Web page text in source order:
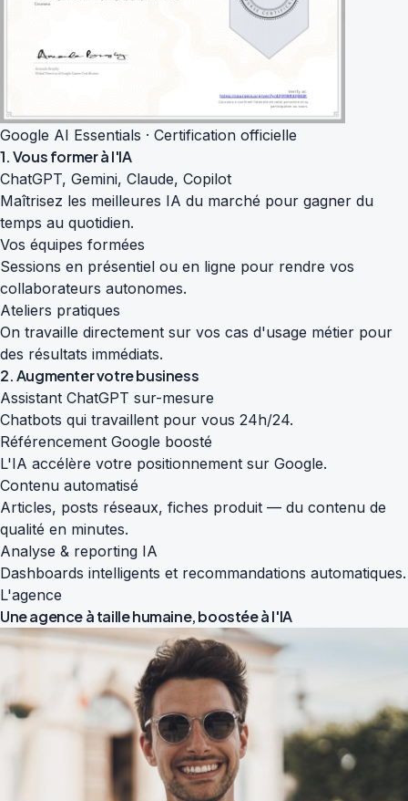
Google AI Essentials · Certification officielle
1. Vous former à l'IA
ChatGPT, Gemini, Claude, Copilot
Maîtrisez les meilleures IA du marché pour gagner du
temps au quotidien.
Vos équipes formées
Sessions en présentiel ou en ligne pour rendre vos
collaborateurs autonomes.
Ateliers pratiques
On travaille directement sur vos cas d'usage métier pour
des résultats immédiats.
2. Augmenter votre business
Assistant ChatGPT sur-mesure
Chatbots qui travaillent pour vous 24h/24.
Référencement Google boosté
L'IA accélère votre positionnement sur Google.
Contenu automatisé
Articles, posts réseaux, fiches produit — du contenu de
qualité en minutes.
Analyse & reporting IA
Dashboards intelligents et recommandations automatiques.
L'agence
Une agence à taille humaine,boostée à l'IA